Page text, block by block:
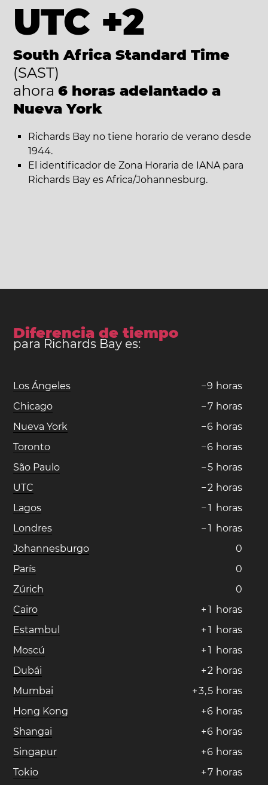
UTC +2
South Africa Standard Time
(SAST)
ahora 6 horas adelantado a
Nueva York
Richards Bay no tiene horario de verano desde
1944.
El identificador de Zona Horaria de IANA para
Richards Bay es Africa/Johannesburg.
Diferencia de tiempo
para Richards Bay es:
Los Ángeles −9 horas
Chicago
−7 horas
Nueva York
−6 horas
Toronto
−6 horas
São Paulo
−5 horas
UTC
−2 horas
Lagos
− 1 horas
Londres
− 1 horas
Johannesburgo
0
París
0
Zúrich
0
Cairo
+ 1 horas
Estambul
+ 1 horas
Moscú
+ 1 horas
Dubái
+2 horas
Mumbai
+3,5 horas
Hong Kong
+6 horas
Shangai
+6 horas
Singapur
+6 horas
Tokio
+7 horas